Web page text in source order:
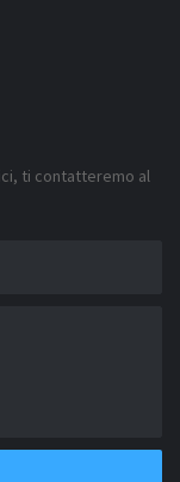
ti contatteremo al